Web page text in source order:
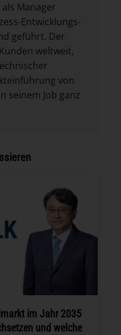
Manager
Entwicklungs-
geführt. Der
weltweit,
von
seinem Job ganz
im Jahr 2035
und welche